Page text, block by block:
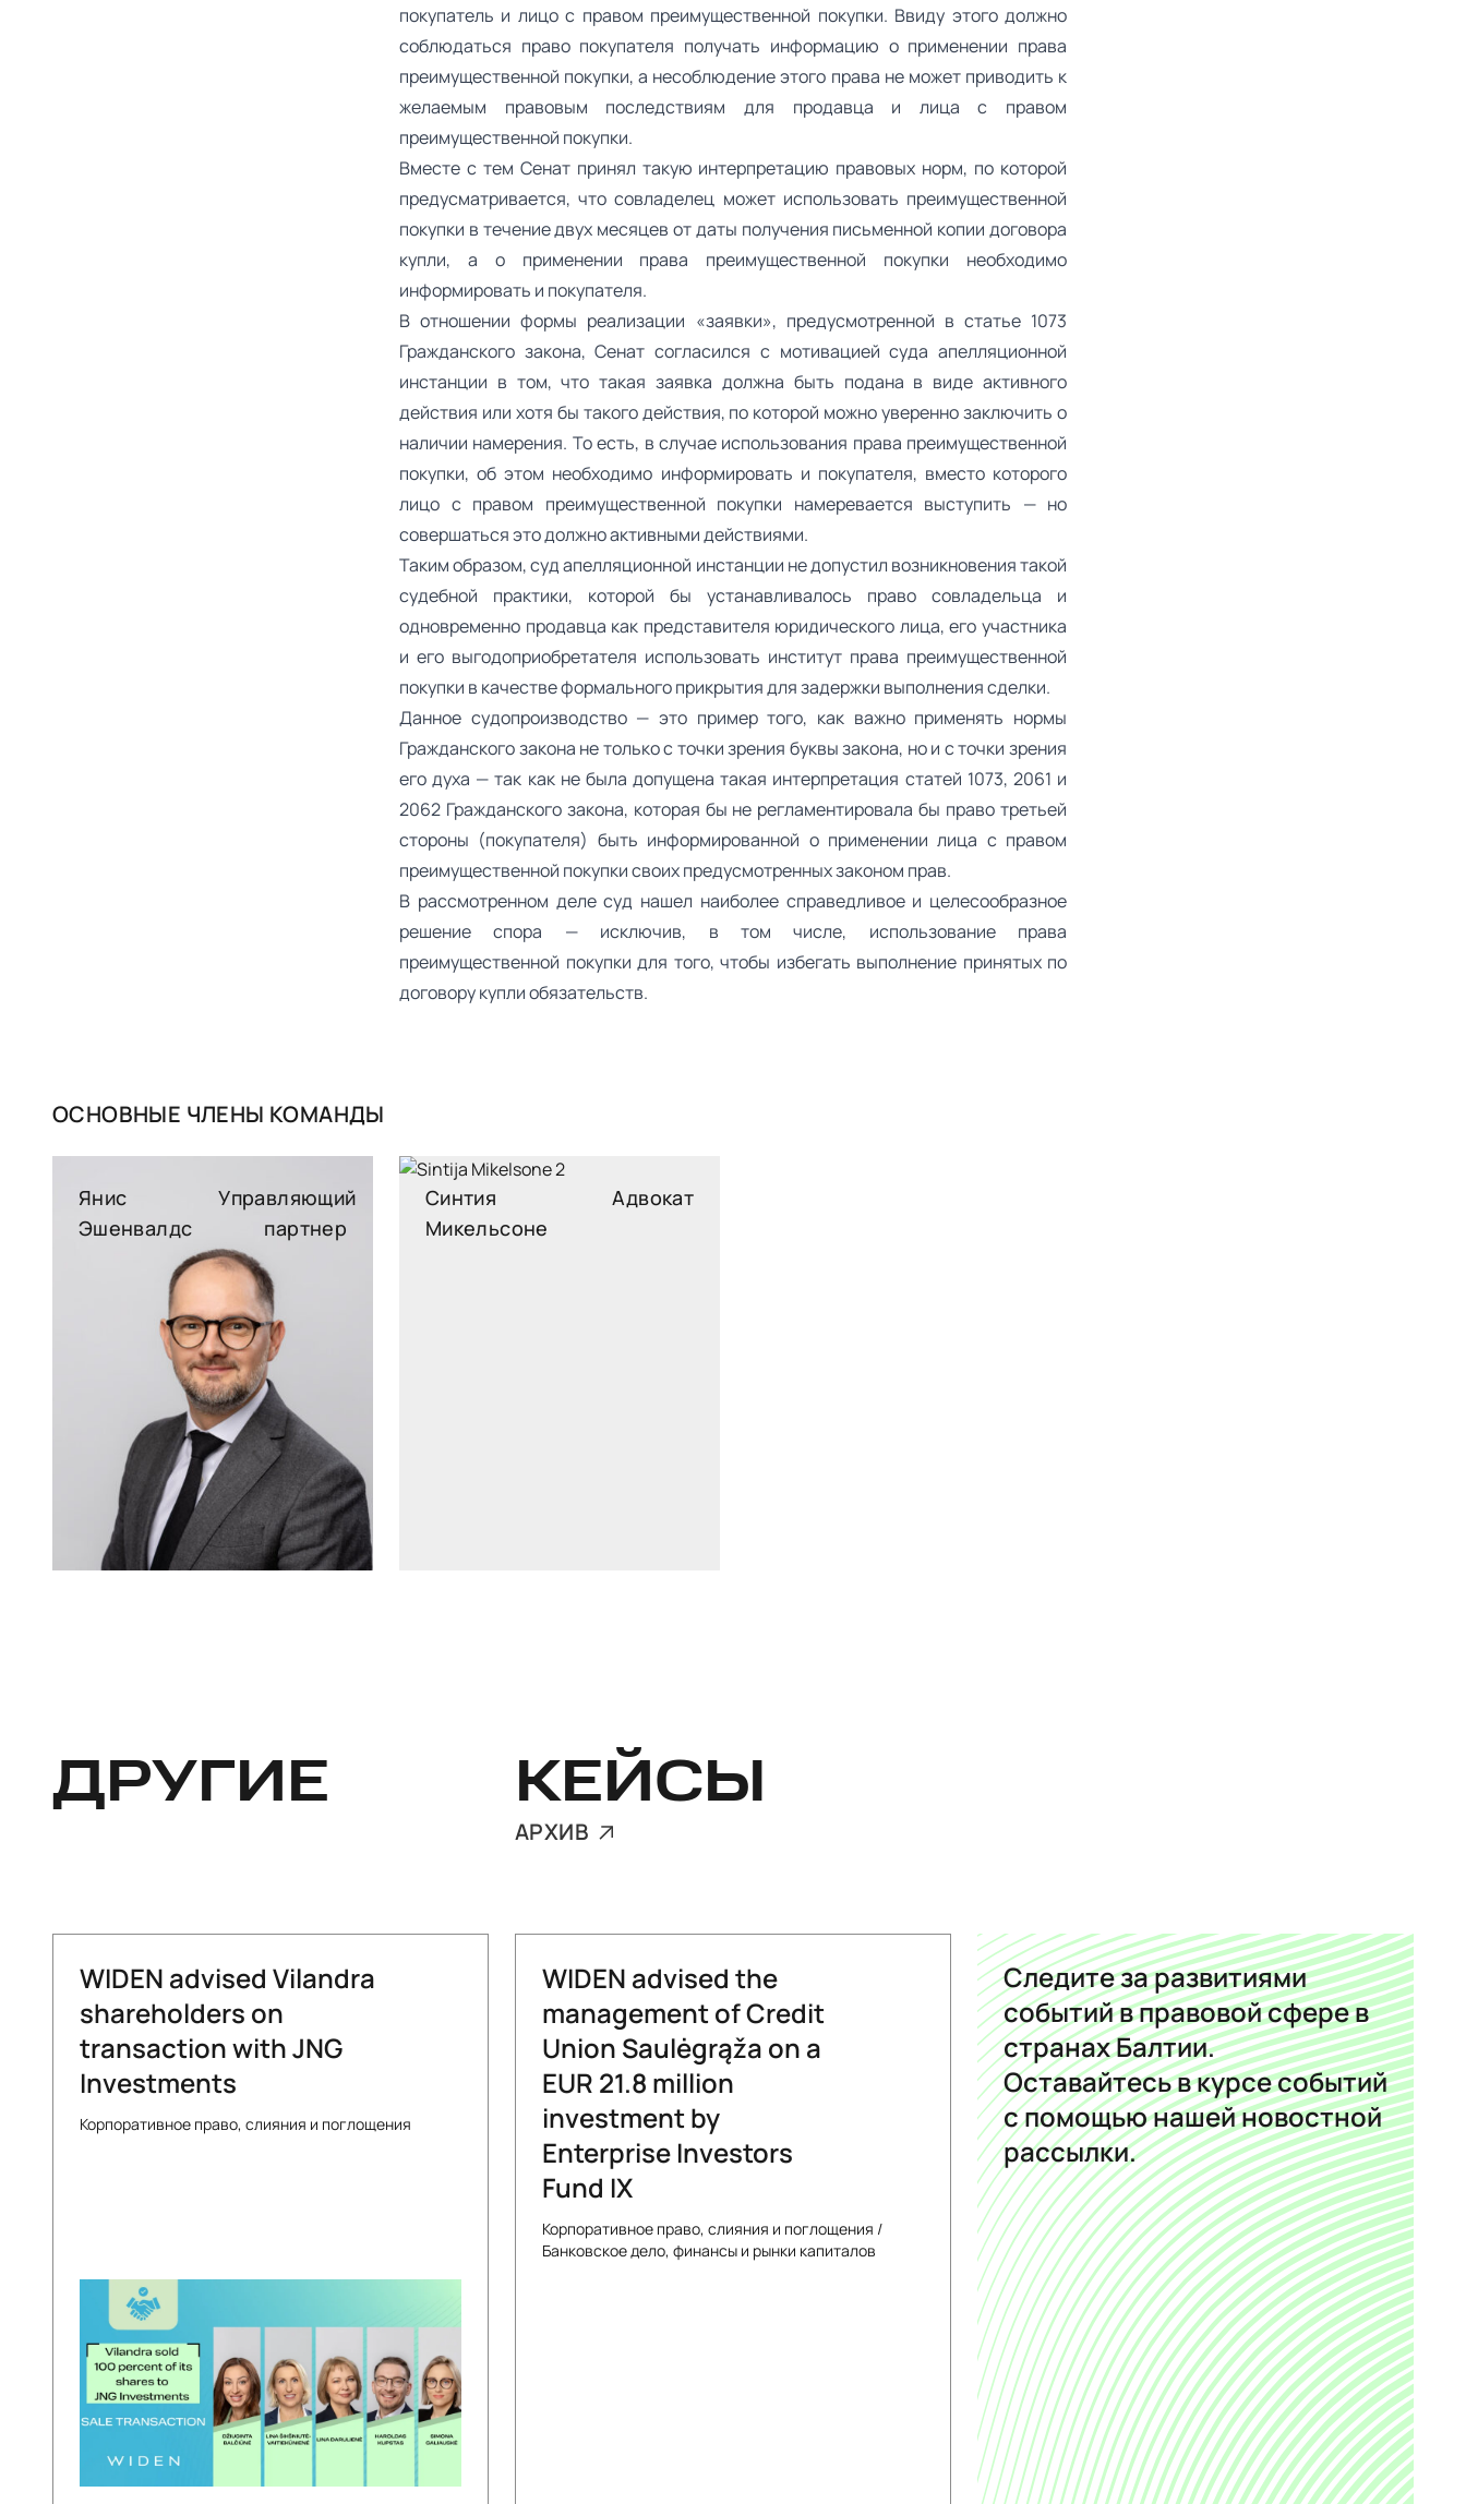
покупатель и лицо с правом преимущественной покупки. Ввиду этого должно
соблюдаться право покупателя получать информацию о применении права
преимущественной покупки, а несоблюдение этого права не может приводить к
желаемым правовым последствиям для продавца и лица с правом
преимущественной покупки.
Вместе с тем Сенат принял такую интерпретацию правовых норм, по которой
предусматривается, что совладелец может использовать преимущественной
покупки в течение двух месяцев от даты получения письменной копии договора
купли, а о применении права преимущественной покупки необходимо
информировать и покупателя.
В отношении формы реализации «заявки», предусмотренной в статье 1073
Гражданского закона, Сенат согласился с мотивацией суда апелляционной
инстанции в том, что такая заявка должна быть подана в виде активного
действия или хотя бы такого действия, по которой можно уверенно заключить о
наличии намерения. То есть, в случае использования права преимущественной
покупки, об этом необходимо информировать и покупателя, вместо которого
лицо с правом преимущественной покупки намеревается выступить — но
совершаться это должно активными действиями.
Таким образом, суд апелляционной инстанции не допустил возникновения такой
судебной практики, которой бы устанавливалось право совладельца и
одновременно продавца как представителя юридического лица, его участника
и его выгодоприобретателя использовать институт права преимущественной
покупки в качестве формального прикрытия для задержки выполнения сделки.
Данное судопроизводство — это пример того, как важно применять нормы
Гражданского закона не только с точки зрения буквы закона, но и с точки зрения
его духа — так как не была допущена такая интерпретация статей 1073, 2061 и
2062 Гражданского закона, которая бы не регламентировала бы право третьей
стороны (покупателя) быть информированной о применении лица с правом
преимущественной покупки своих предусмотренных законом прав.
В рассмотренном деле суд нашел наиболее справедливое и целесообразное
решение спора — исключив, в том числе, использование права
преимущественной покупки для того, чтобы избегать выполнение принятых по
договору купли обязательств.
ОСНОВНЫЕ ЧЛЕНЫ КОМАНДЫ
Янис
Эшенвалдс
Управляющий
партнер
janis.esenvalds@widen.legal
Linkedin
+37126458754
Синтия
Микельсоне
Адвокат
ДРУГИЕ КЕЙСЫ
АРХИВ
WIDEN advised Vilandra
shareholders on
transaction with JNG
Investments
Корпоративное право, слияния и поглощения
WIDEN advised the
management of Credit
Union Saulėgrąža on a
EUR 21.8 million
investment by
Enterprise Investors
Fund IX
Корпоративное право, слияния и поглощения /
Банковское дело, финансы и рынки капиталов
Следите за развитиями
событий в правовой сфере в
странах Балтии.
Оставайтесь в курсе событий
с помощью нашей новостной
рассылки.